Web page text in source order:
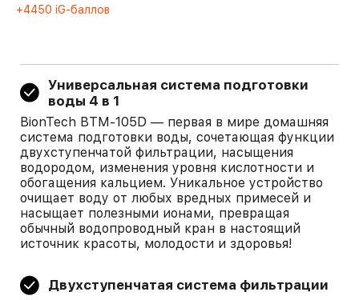
+4450 iG-баллов
Универсальная система подготовки
воды 4 в 1
BionTech BTM-105D — первая в мире домашняя
система подготовки воды, сочетающая функции
двухступенчатой фильтрации, насыщения
водородом, изменения уровня кислотности и
обогащения кальцием. Уникальное устройство
очищает воду от любых вредных примесей и
насыщает полезными ионами, превращая
обычный водопроводный кран в настоящий
источник красоты, молодости и здоровья!
Двухступенчатая система фильтрации